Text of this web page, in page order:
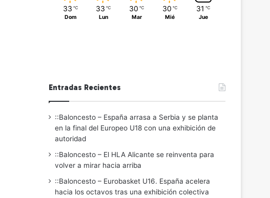
33 ℃
Dom
33 ℃
Lun
30 ℃
Mar
30 ℃
Mié
31 ℃
Jue
Entradas Recientes
::Baloncesto – España arrasa a Serbia y se planta
en la final del Europeo U18 con una exhibición de
autoridad
::Baloncesto – El HLA Alicante se reinventa para
volver a mirar hacia arriba
::Baloncesto – Eurobasket U16. España acelera
hacia los octavos tras una exhibición colectiva